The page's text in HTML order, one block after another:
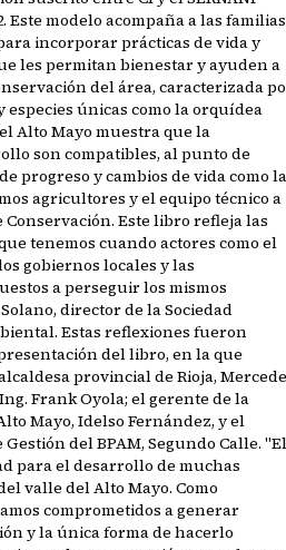
Este modelo acompaña a las familias
incorporar prácticas de vida y
les permitan bienestar y ayuden a
del área, caracterizada
especies únicas como la orquídea
Alto Mayo muestra que la
son compatibles, al punto de
progreso y cambios de vida como
agricultores y el equipo técnico a
Conservación. Este libro refleja las
tenemos cuando actores como el
gobiernos locales y las
a perseguir los mismos
director de la Sociedad
Estas reflexiones fueron
del libro, en la que
provincial de Rioja,
Frank Oyola; el gerente de la
Mayo, Idelso Fernández, y el
del BPAM, Segundo Calle. "El
para el desarrollo de muchas
valle del Alto Mayo. Como
comprometidos a generar
y la única forma de hacerlo